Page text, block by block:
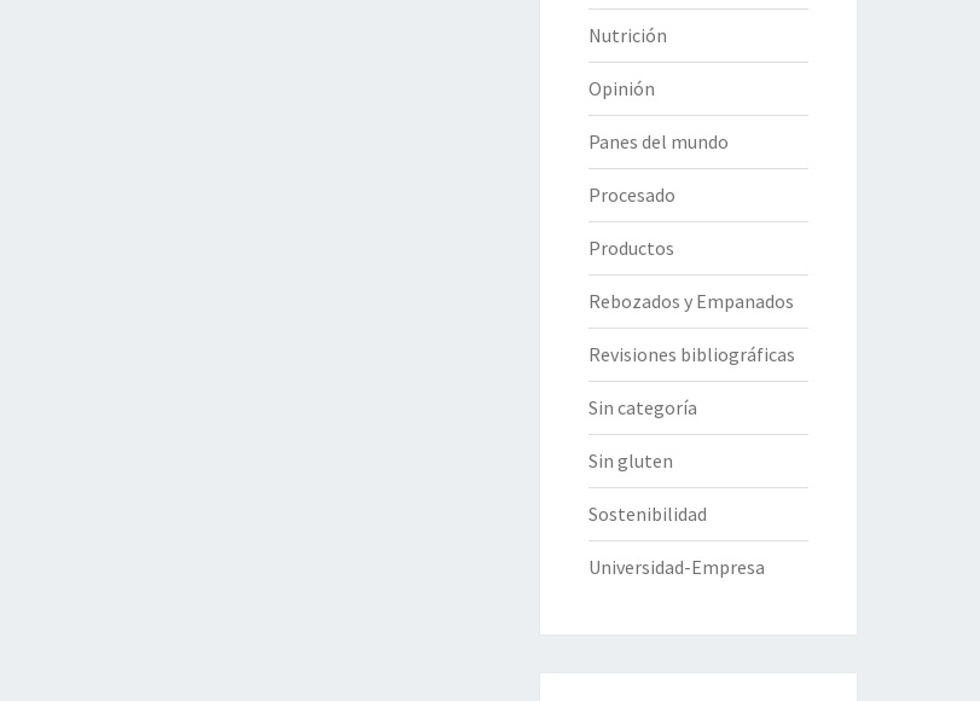
Nutrición
Opinión
Panes del mundo
Procesado
Productos
Rebozados y Empanados
Revisiones bibliográficas
Sin categoría
Sin gluten
Sostenibilidad
Universidad-Empresa